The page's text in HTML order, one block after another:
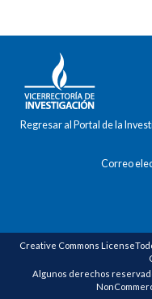
Regresar al Portal de la
Correo
Creative Commons
Algunos derechos